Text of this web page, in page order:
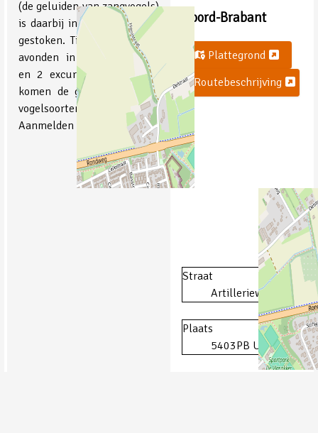
(de geluiden van zangvogels)
is daarbij in een nieuw jasje
gestoken. Tijdens 5 theorie-
avonden in de Groenhoeve
en 2 excursies in het veld
komen de geluiden van 25
vogelsoorten aan bod.
Aanmelden is verplicht.
Noord-Brabant
Plattegrond
Routebeschrijving
Straat
Artillerieweg 3
Plaats
5403PB Uden